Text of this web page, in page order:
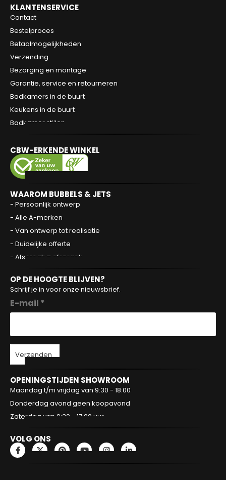
KLANTENSERVICE
Contact
Bestelproces
Betaalmogelijkheden
Verzending
Bezorging en montage
Garantie, service en retourneren
Badkamers in de buurt
Keukens in de buurt
Badkamer stijlen
CBW-ERKENDE WINKEL
WAAROM BUBBELS & JETS
- Persoonlijk ontwerp
- Alle A-merken
- Van ontwerp tot realisatie
- Duidelijke offerte
- Afspraak = afspraak
OP DE HOOGTE BLIJVEN?
Schrijf je in voor onze nieuwsbrief.
E-mail *
Verzenden
OPENINGSTIJDEN SHOWROOM
Maandag t/m vrijdag van 9:30 - 18:00
Donderdag avond geen koopavond
Zaterdag van 9:30 - 17:00 uur
VOLG ONS